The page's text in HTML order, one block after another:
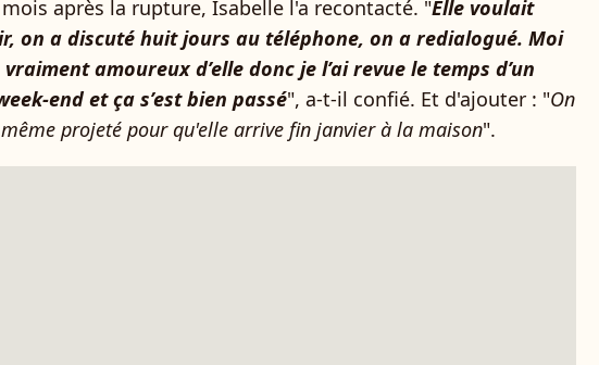
après la rupture, Isabelle l'a recontacté. "Elle voulait
on a discuté huit jours au téléphone, on a redialogué. Moi
vraiment amoureux d’elle donc je l’ai revue le temps d’un
end et ça s’est bien passé", a-t-il confié. Et d'ajouter : "On
même projeté pour qu'elle arrive fin janvier à la maison".